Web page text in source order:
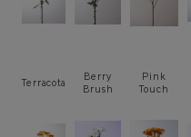
Terracota
Berry
Brush
Pink
Touch